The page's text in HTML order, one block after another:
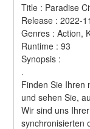
Title : Paradise
Release : 2022-
Genres : Action,
Runtime : 93
Synopsis :
.
Finden Sie Ihren
und sehen Sie,
Wir sind uns
synchronisierten